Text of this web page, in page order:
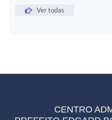
Ver todas
CENTRO